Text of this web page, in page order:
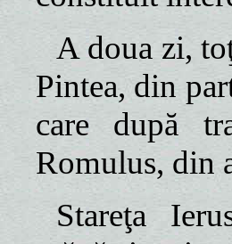
A doua zi,
Pintea, din
care după
Romulus, din
Stareţa